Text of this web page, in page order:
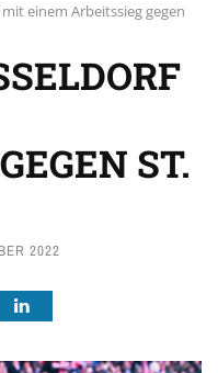
einem Arbeitssieg gegen
ST.
2022